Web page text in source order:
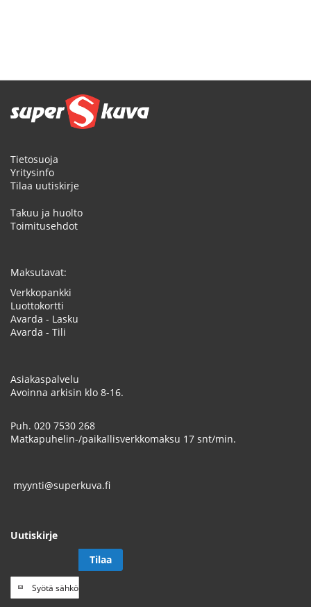
Tietosuoja
Yritysinfo
Tilaa uutiskirje
Takuu ja huolto
Toimitusehdot
Maksutavat:
Verkkopankki
Luottokortti
Avarda - Lasku
Avarda - Tili
Asiakaspalvelu
Avoinna arkisin klo 8-16.
Puh. 020 7530 268
Matkapuhelin-/paikallisverkkomaksu 17 snt/min.
myynti@superkuva.fi
Uutiskirje
Tilaa
uutiskirje
Tilaa